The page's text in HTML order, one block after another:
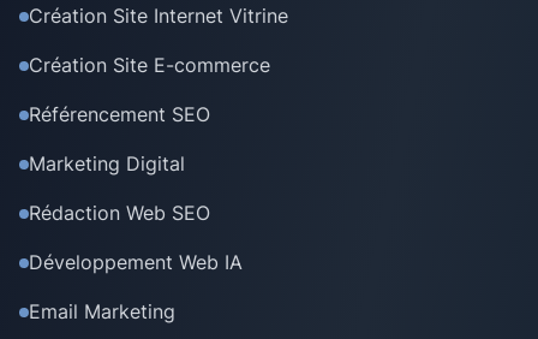
Création Site Internet Vitrine
Création Site E-commerce
Référencement SEO
Marketing Digital
Rédaction Web SEO
Développement Web IA
Email Marketing